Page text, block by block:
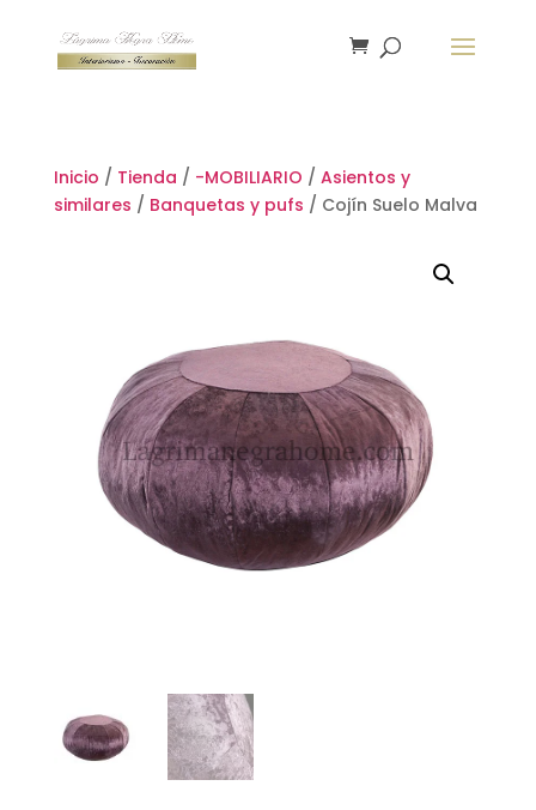
Inicio / Tienda / -MOBILIARIO / Asientos y
similares / Banquetas y pufs / Cojín Suelo Malva